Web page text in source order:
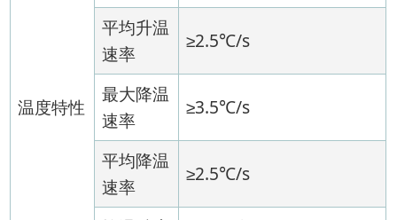
温度特性
平均升温
速率
≥2.5℃/s
最大降温
速率
≥3.5℃/s
平均降温
速率
≥2.5℃/s